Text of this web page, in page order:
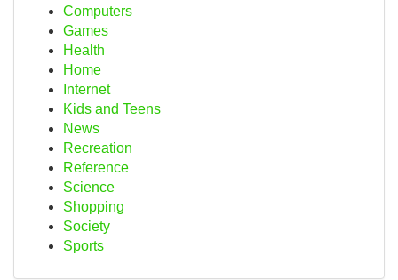
Computers
Games
Health
Home
Internet
Kids and Teens
News
Recreation
Reference
Science
Shopping
Society
Sports